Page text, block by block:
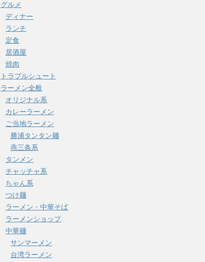
グルメ
ディナー
ランチ
定食
居酒屋
焼肉
トラブルシュート
ラーメン全般
オリジナル系
カレーラーメン
ご当地ラーメン
勝浦タンタン麺
燕三条系
タンメン
チャッチャ系
ちゃん系
つけ麺
ラーメン・中華そば
ラーメンショップ
中華麺
サンマーメン
台湾ラーメン